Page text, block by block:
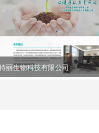
丽生物科技有限公司